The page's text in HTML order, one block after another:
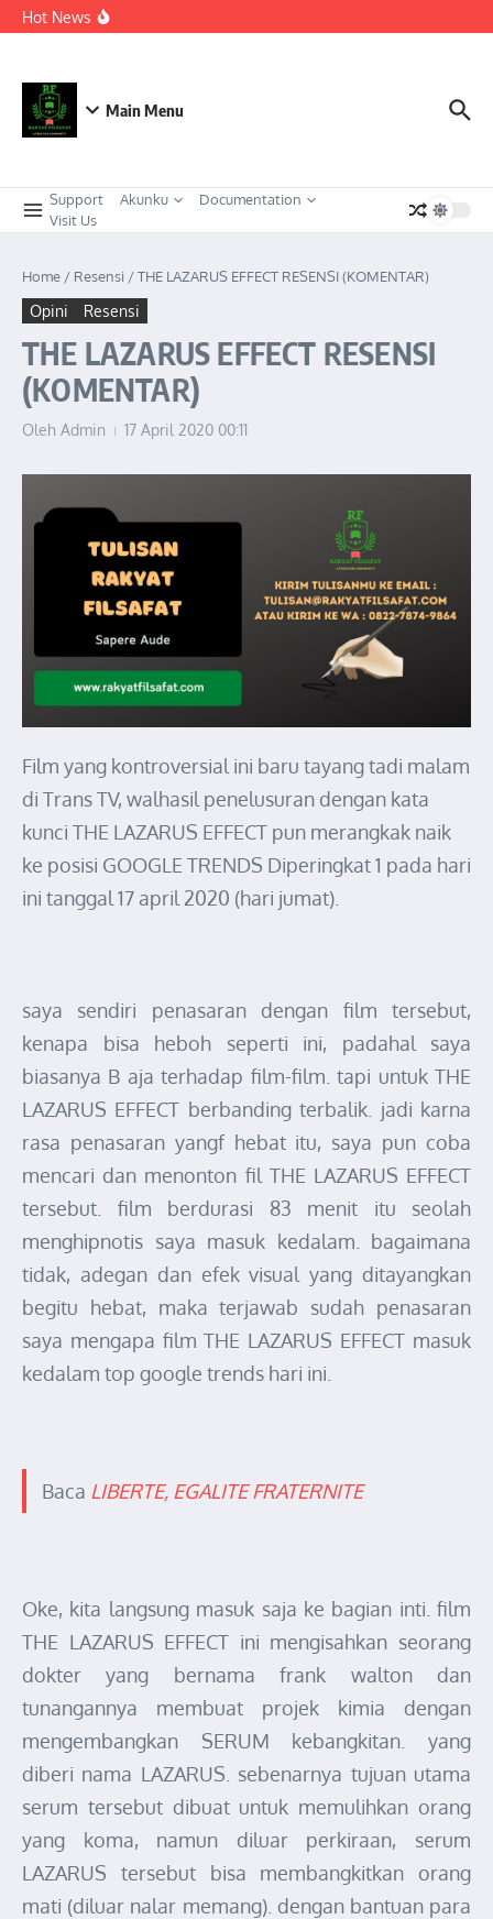
Lewati ke konten
Hot News
STRATEGI ADAPTIF MENGHADAPI PERUBAHAN SOSIAL
Berkeadaban: Refleksi atas Kasus Melonjaknya Harga dan
Kelangkaan Solar Bersubsidi.
Main Menu
Support Akunku
Documentation
Visit Us
Home / Resensi /THE LAZARUS EFFECT RESENSI (KOMENTAR)
Opini Resensi
THE LAZARUS EFFECT RESENSI
(KOMENTAR)
Oleh Admin 17 April 2020 00:11
Film yang kontroversial ini baru tayang tadi malam
di Trans TV, walhasil penelusuran dengan kata
kunci THE LAZARUS EFFECT pun merangkak naik
ke posisi GOOGLE TRENDS Diperingkat 1 pada hari
ini tanggal 17 april 2020 (hari jumat).
saya sendiri penasaran dengan film tersebut,
kenapa bisa heboh seperti ini, padahal saya
biasanya B aja terhadap film-film. tapi untuk THE
LAZARUS EFFECT berbanding terbalik. jadi karna
rasa penasaran yangf hebat itu, saya pun coba
mencari dan menonton fil THE LAZARUS EFFECT
tersebut. film berdurasi 83 menit itu seolah
menghipnotis saya masuk kedalam. bagaimana
tidak, adegan dan efek visual yang ditayangkan
begitu hebat, maka terjawab sudah penasaran
saya mengapa film THE LAZARUS EFFECT masuk
kedalam top google trends hari ini.
Baca LIBERTE, EGALITE FRATERNITE
Oke, kita langsung masuk saja ke bagian inti. film
THE LAZARUS EFFECT ini mengisahkan seorang
dokter yang bernama frank walton dan
tunangannya membuat projek kimia dengan
mengembangkan SERUM kebangkitan. yang
diberi nama LAZARUS. sebenarnya tujuan utama
serum tersebut dibuat untuk memulihkan orang
yang koma, namun diluar perkiraan, serum
LAZARUS tersebut bisa membangkitkan orang
mati (diluar nalar memang). dengan bantuan para